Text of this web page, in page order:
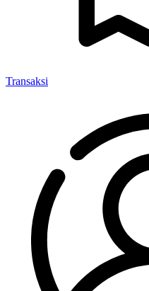
Transaksi